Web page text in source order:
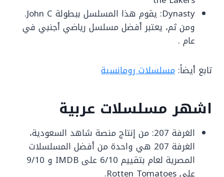
Dynasty: يقوم هذا المسلسل ببطولة John C.
ومن ثم، يعتبر أفضل مسلسل رياضي أجنبي في
عام .
تابع أيضاً: مسلسلات رومانسية
اشهر مسلسلات عربية
الغرفة 207: من إنتاج منصة شاهد السعودية،
الغرفة 207 هي واحدة من أفضل المسلسلات
المصرية لعام بتقييم 6/10 على IMDB و 9/10
على Rotten Tomatoes.